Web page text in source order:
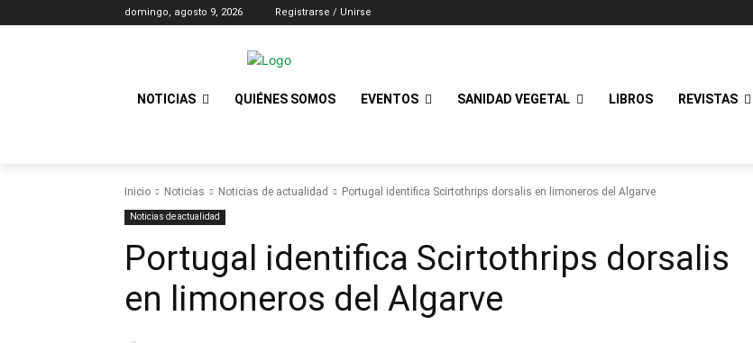
domingo, agosto 9, 2026 Registrarse / Unirse
NOTICIAS QUIÉNES SOMOS EVENTOS SANIDAD VEGETAL LIBROS REVISTAS
Inicio Noticias Noticias de actualidad Portugal identifica Scirtothrips dorsalis en limoneros del Algarve
Noticias de actualidad
Portugal identifica Scirtothrips dorsalis
en limoneros del Algarve